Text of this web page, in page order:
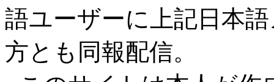
語ユーザーに上記日本
方とも同報配信。